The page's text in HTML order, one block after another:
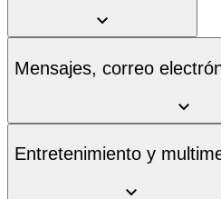
Mensajes, correo
Entretenimiento y